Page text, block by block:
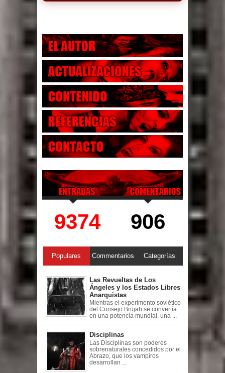
9374 906
Populares Commentarios Categorías
Las Revueltas de Los
Ángeles y los Estados Libres
Anarquistas
Mientras el experimento soviético
del Consejo Brujah se convertía
en una potencia mundial, una ...
Disciplinas
Las Disciplinas son poderes
sobrenaturales concedidos por el
Abrazo, que los vampiros
desarrollan ...